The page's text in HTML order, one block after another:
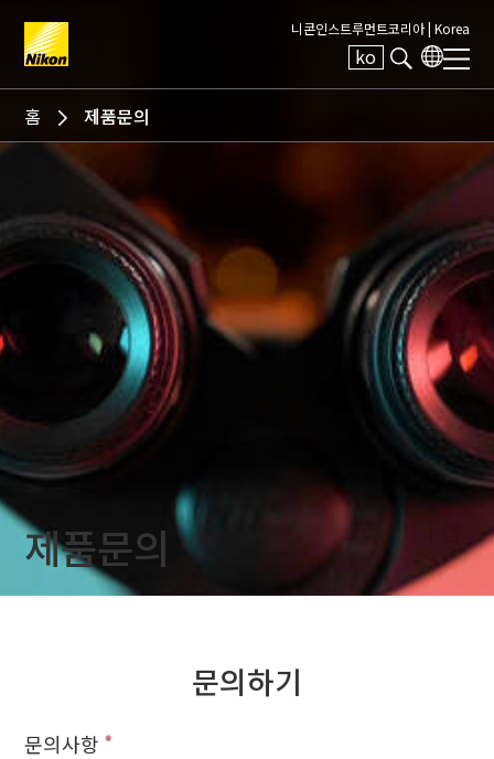
니콘인스트루먼트코리아 | Korea
ko
Search keyword(s)
홈 제품문의
제품문의
문의하기
문의사항*